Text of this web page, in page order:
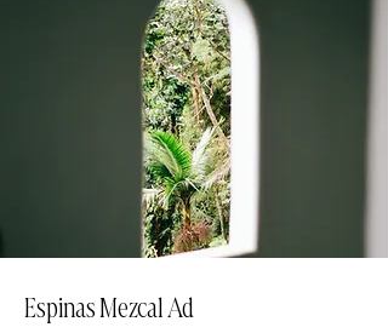
Espinas Mezcal Ad